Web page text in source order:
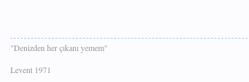
"Denizden her çıkanı yemem"
Levent 1971